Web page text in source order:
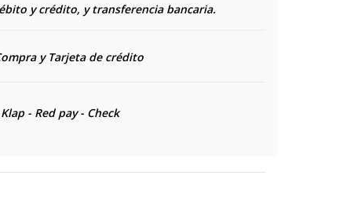
y crédito, y transferencia bancaria.
y Tarjeta de crédito
- Red pay - Check